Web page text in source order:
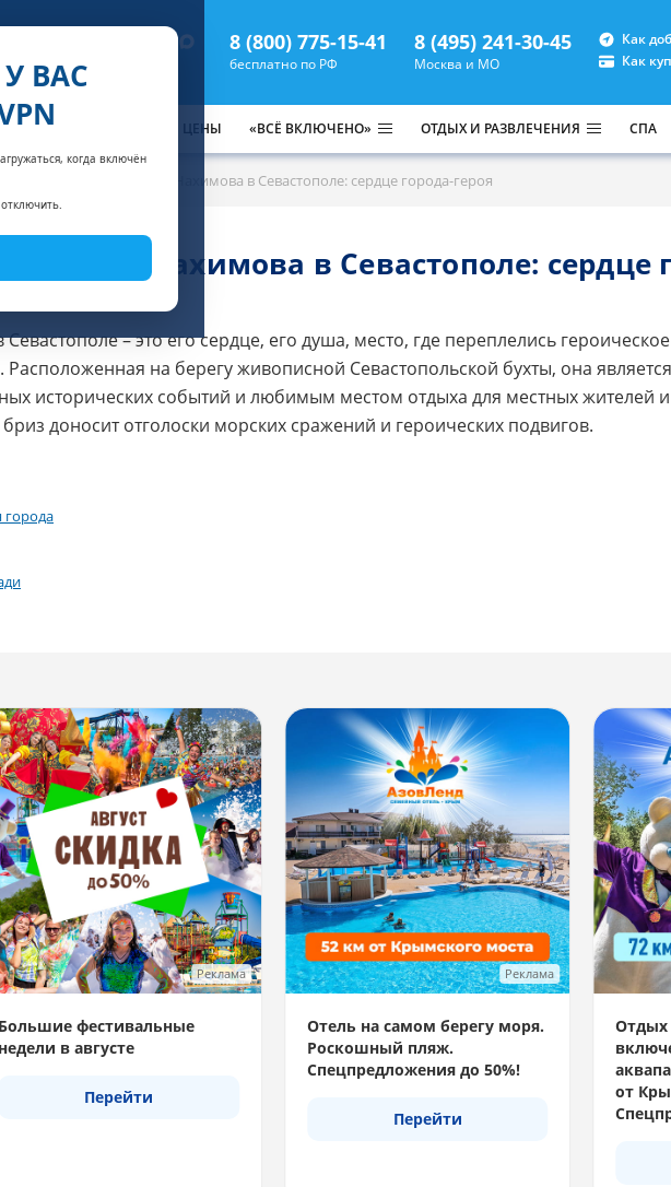
ВАС
когда включён
8 (800) 775-15-41
бесплатно по РФ
8 (495) 241-30-45
Москва и МО
Как
Как
АКЦИИ НОМЕРА И ЦЕНЫ «ВСЁ ВКЛЮЧЕНО» ОТДЫХ И РАЗВЛЕЧЕНИЯ СПА
Площадь Нахимова в Севастополе: сердце города-героя
Площадь Нахимова в Севастополе: сердце
– это его сердце, его душа, место, где переплелись
на берегу живописной Севастопольской бухты, она
исторических событий и любимым местом отдыха для местных жителей
доносит отголоски морских сражений и героических подвигов.
города
Реклама
Большие фестивальные
недели в августе
Перейти
Реклама
Отель на самом берегу моря.
Роскошный пляж.
Спецпредложения до 50%!
Перейти
Отдых
от